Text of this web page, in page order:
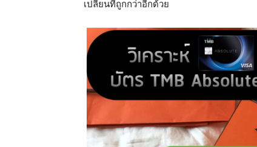
เปลี่ยนที่ถูกกว่าอีกด้วย